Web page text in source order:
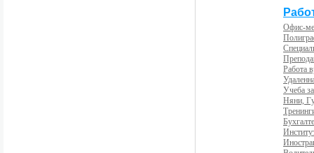
Офис-
Работа
Учеба
Няни,